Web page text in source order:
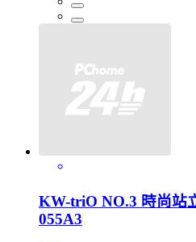
KW-triO NO.3 時尚站
055A3